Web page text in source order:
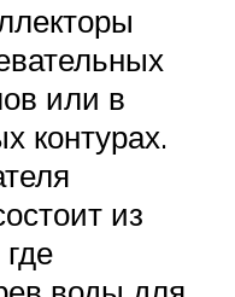
или в
контурах.
из